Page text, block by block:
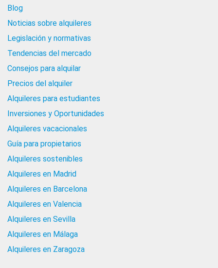
Blog
Noticias sobre alquileres
Legislación y normativas
Tendencias del mercado
Consejos para alquilar
Precios del alquiler
Alquileres para estudiantes
Inversiones y Oportunidades
Alquileres vacacionales
Guía para propietarios
Alquileres sostenibles
Alquileres en Madrid
Alquileres en Barcelona
Alquileres en Valencia
Alquileres en Sevilla
Alquileres en Málaga
Alquileres en Zaragoza